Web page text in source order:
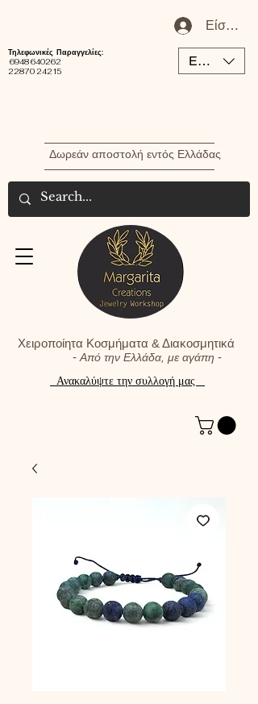
Δωρεάν αποστολή εντός Ελλάδας
EUR (€)
Τηλεφωνικές Παραγγελίες:
6948 640262
22870 24215
Ανακαλύψτε την συλλογή μας
Χειροποίητα Κοσμήματα & Διακοσμητικά
- Από την Ελλάδα, με αγάπη -